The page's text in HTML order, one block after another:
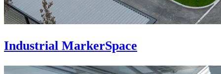
Industrial MarkerSpace